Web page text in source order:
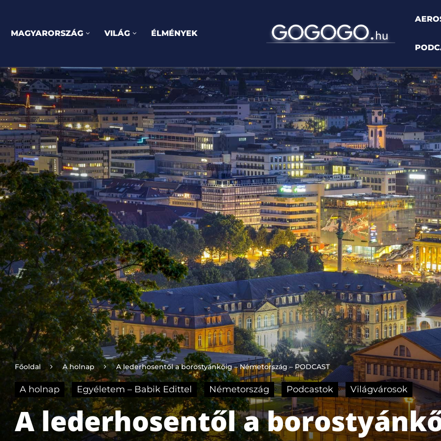
MAGYARORSZÁG VILÁG ÉLMÉNYEK
Főoldal A holnap A lederhosentől a borostyánkőig – Németország – PODCAST
A holnap Egyéletem – Babik Edittel Németország Podcastok Világvárosok
A lederhosentől a